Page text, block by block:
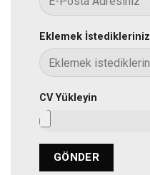
Eklemek İstedikleriniz
CV Yükleyin